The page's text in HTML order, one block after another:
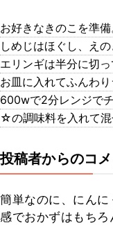
お好きなきのこを準備
しめじはほぐし、えの
エリンギは半分に切っ
お皿に入れてふんわ
600wで2分レンジでチ
☆の調味料を入れて混
投稿者からのコ
簡単なのに、にん
感でおかずはもち